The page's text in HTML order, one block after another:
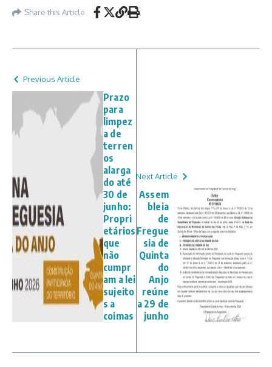
Share this Article
Previous Article
Prazo
para
limpez
a de
terren
os
alarga
do até
30 de
junho:
Propri
etários
que
não
cumpr
am a lei
sujeito
s a
coimas
Next Article
Assem
bleia
de
Fregue
sia de
Quinta
do
Anjo
reúne
a 29 de
junho